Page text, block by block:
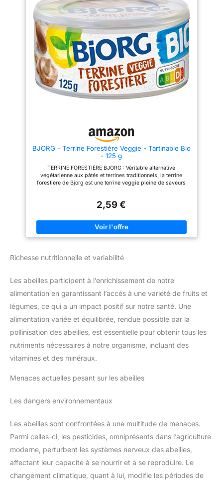
les plus concentrées
d'Ashwagandha Bio. Il agit
efficacement en tant qu'anti
stress adulte, aidant à améliorer
l'équilibre hormonal, à renforcer
l'immunité et à favoriser la santé
mentale et physique.
L'Ashwagandha KSM-66 est
idéal pour ceux qui recherchent
un complement alimentaire
complet pour réduire le stress
et l'anxiete. REGULATION DU
CORTISOL - CORTISOL PERTE
émotionnelles. En abaissant le
hormonal, diminue les envies de
grignotage liées au stress et
peut ainsi soutenir la perte de
COMPLEMENT ALIMENTAIRE
SOMMEIL | Un comprimé
améliorer la qualité du sommeil
par les sportifs, notamment en
musculation, pour son soutien à
la récupération et à l'équilibre
mental. L'Ashwagandha est
vie sain et équilibré.
bénéficier des bienfaits de
notre Ashwagandha Bio 1200
mg, il est recommandé
avec un grand verre d'eau : 1
Marque française experte en
depuis 1948, vendue en
pharmacies et parapharmacies.
compléments alimentaires
BJORG - Terrine Forestière Veggie - Tartinable Bio
- 125 g
TERRINE FORESTIÈRE BJORG : Véritable alternative
végétarienne aux pâtés et terrines traditionnels, la terrine
forestière de Bjorg est une terrine veggie pleine de saveurs
et préparée sans huile de palme, cette terrine ne contient que
biologique UN EMBALLAGE PRATIQUE ET ÉCONOMIQUE :
Cette petite terrine est conditionnée en portion de 125 g dans
une boîte refermable et facile à transporter, pour un maximum
délicieuses tartinées sur du pain frais, du pain grillé ou des
TOUJOURS : Pionnière du bio grand public depuis 1988, Bjorg
aliments traditionnels, pour vous régaler tout en augmentant la
part de végétal dans vos repas
2,59 €
Richesse nutritionnelle et variabilité
Les abeilles participent à l’enrichissement de notre
alimentation en garantissant l’accès à une variété de fruits et
légumes, ce qui a un impact positif sur notre santé. Une
alimentation variée et équilibrée, rendue possible par la
pollinisation des abeilles, est essentielle pour obtenir tous les
nutriments nécessaires à notre organisme, incluant des
vitamines et des minéraux.
Menaces actuelles pesant sur les abeilles
Les dangers environnementaux
Les abeilles sont confrontées à une multitude de menaces.
Parmi celles-ci, les pesticides, omniprésents dans l’agriculture
moderne, perturbent les systèmes nerveux des abeilles,
affectant leur capacité à se nourrir et à se reproduire. Le
changement climatique, quant à lui, modifie les périodes de